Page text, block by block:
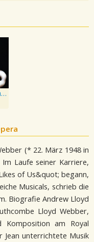
Phantom Of The Opera
(* 22. März 1948 in
Laufe seiner Karriere,
of Us&quot; begann,
Musicals, schrieb die
Biografie Andrew Lloyd
Lloyd Webber,
am Royal
Jean unterrichtete Musik